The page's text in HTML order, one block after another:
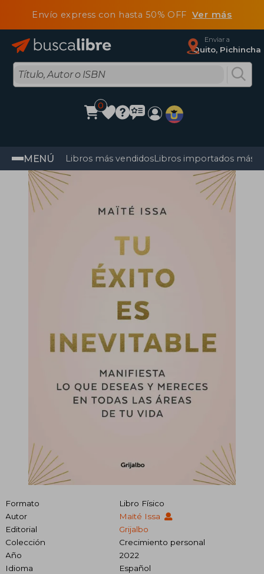
Envío express con hasta 50% OFF Ver más
Enviar a
Quito, Pichincha
0
MENÚ Libros más vendidosLibros importados más
Formato
Libro Físico
Autor
Maïté Issa
Editorial
Grijalbo
Colección
Crecimiento personal
Año
2022
Idioma
Español